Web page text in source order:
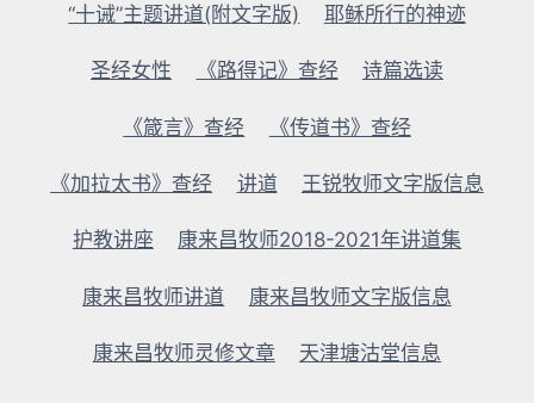
“十诫”主题讲道(附文字版) 耶稣所行的神迹
圣经女性 《路得记》查经 诗篇选读
《箴言》查经 《传道书》查经
《加拉太书》查经 讲道 王锐牧师文字版信息
护教讲座 康来昌牧师2018-2021年讲道集
康来昌牧师讲道 康来昌牧师文字版信息
康来昌牧师灵修文章 天津塘沽堂信息